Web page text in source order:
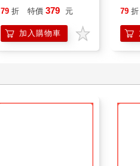
就告訴我這些事
79 折 特價 379 元
加入購物車
79 折